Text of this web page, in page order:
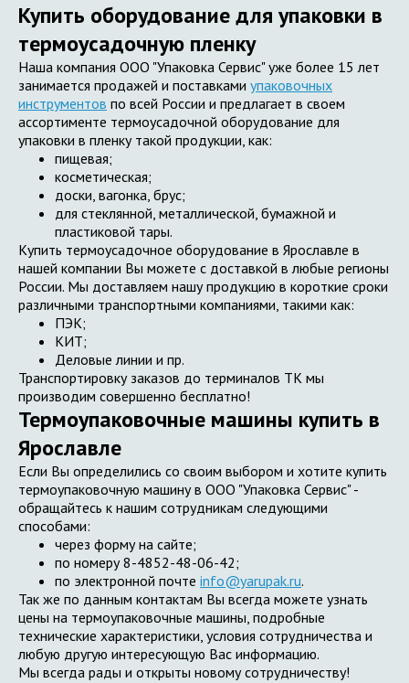
Купить оборудование для упаковки в
термоусадочную пленку
Наша компания ООО "Упаковка Сервис" уже более 15 лет
занимается продажей и поставками упаковочных
инструментов по всей России и предлагает в своем
ассортименте термоусадочной оборудование для
упаковки в пленку такой продукции, как:
пищевая;
косметическая;
доски, вагонка, брус;
для стеклянной, металлической, бумажной и
пластиковой тары.
Купить термоусадочное оборудование в Ярославле в
нашей компании Вы можете с доставкой в любые регионы
России. Мы доставляем нашу продукцию в короткие сроки
различными транспортными компаниями, такими как:
ПЭК;
КИТ;
Деловые линии и пр.
Транспортировку заказов до терминалов ТК мы
производим совершенно бесплатно!
Термоупаковочные машины купить в
Ярославле
Если Вы определились со своим выбором и хотите купить
термоупаковочную машину в ООО "Упаковка Сервис" -
обращайтесь к нашим сотрудникам следующими
способами:
через форму на сайте;
по номеру 8-4852-48-06-42;
по электронной почте info@yarupak.ru.
Так же по данным контактам Вы всегда можете узнать
цены на термоупаковочные машины, подробные
технические характеристики, условия сотрудничества и
любую другую интересующую Вас информацию.
Мы всегда рады и открыты новому сотрудничеству!